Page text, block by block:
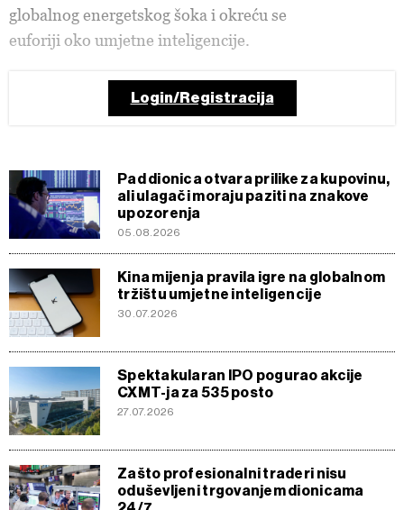
globalnog energetskog šoka i okreću se
euforiji oko umjetne inteligencije.
Login/Registracija
Pad dionica otvara prilike za kupovinu,
ali ulagači moraju paziti na znakove
upozorenja
05.08.2026
Kina mijenja pravila igre na globalnom
tržištu umjetne inteligencije
30.07.2026
Spektakularan IPO pogurao akcije
CXMT-ja za 535 posto
27.07.2026
Zašto profesionalni traderi nisu
oduševljeni trgovanjem dionicama